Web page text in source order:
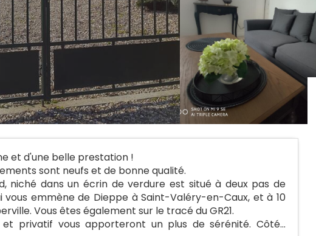
et d'une belle prestation !
sont neufs et de bonne qualité.
niché dans un écrin de verdure est situé à deux pas de
vous emmène de Dieppe à Saint-Valéry-en-Caux, et à 10
Vous êtes également sur le tracé du GR21.
privatif vous apporteront un plus de sérénité. Côté...